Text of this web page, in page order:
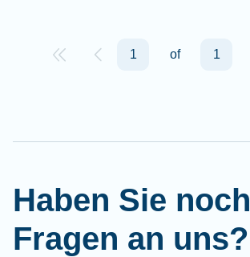
1 of 1
Haben Sie noch
Fragen an uns?